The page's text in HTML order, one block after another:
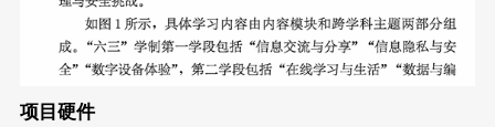
项目硬件